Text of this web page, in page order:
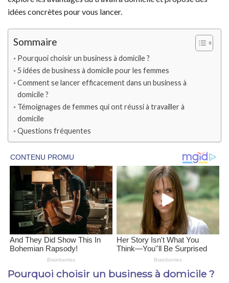
idées concrètes pour vous lancer.
Sommaire
Pourquoi choisir un business à domicile ?
5 idées de business à domicile pour les femmes
Comment se lancer efficacement dans un business à
domicile ?
Témoignages de femmes qui ont réussi à travailler à
domicile
Questions fréquentes
Pourquoi choisir un business à domicile ?